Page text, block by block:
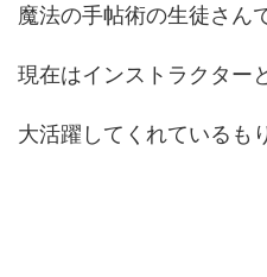
魔法の手帖術の生徒さん
現在はインストラクター
大活躍してくれているも